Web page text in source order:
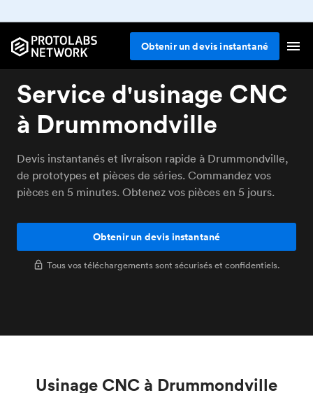
Obtenir un devis instantané
Service d'usinage CNC
à Drummondville
Devis instantanés et livraison rapide à Drummondville,
de prototypes et pièces de séries. Commandez vos
pièces en 5 minutes. Obtenez vos pièces en 5 jours.
Obtenir un devis instantané
Tous vos téléchargements sont sécurisés et confidentiels.
Usinage CNC à Drummondville